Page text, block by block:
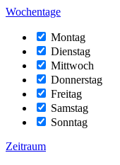
Wochentage
Montag
Dienstag
Mittwoch
Donnerstag
Freitag
Samstag
Sonntag
Zeitraum